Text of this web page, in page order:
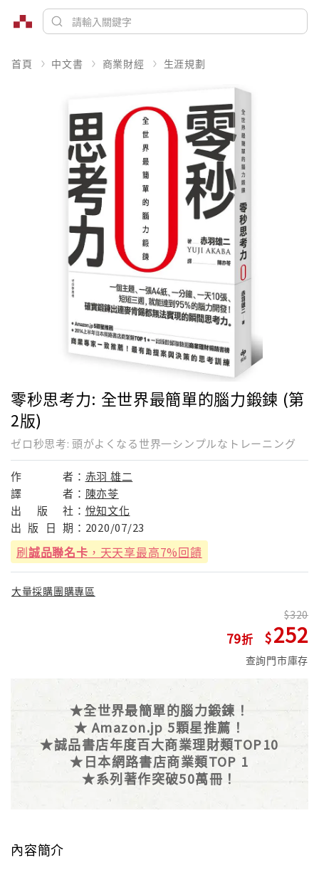
首頁 中文書 商業財經 生涯規劃
零秒思考力: 全世界最簡單的腦力鍛鍊 (第
2版)
ゼロ秒思考: 頭がよくなる世界一シンプルなトレーニング
作 者： 赤羽 雄二
譯
者： 陳亦苓
出
版 社： 悅知文化
出 版 日 期： 2020/07/23
刷誠品聯名卡 ，天天享最高7%回饋
大量採購團購專區
79
320
252
查詢門市庫存
★全世界最簡單的腦力鍛鍊！
★ Amazon.jp 5顆星推薦！
★誠品書店年度百大商業理財類TOP10
★日本網路書店商業類TOP 1
★系列著作突破50萬冊！
內容簡介